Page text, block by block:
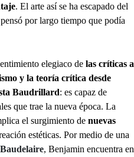
. El arte así se ha escapado del
por largo tiempo que podía
elegiaco de las críticas a
y la teoría crítica desde
Baudrillard: es capaz de
que trae la nueva época. La
el surgimiento de nuevas
estéticas. Por medio de una
Baudelaire, Benjamin encuentra en